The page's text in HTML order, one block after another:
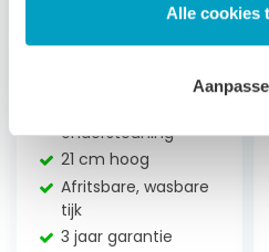
Alle cookies
ondersteuning
21 cm hoog
Afritsbare, wasbare
tijk
3 jaar garantie